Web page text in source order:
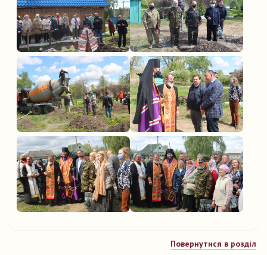
Повернутися в розділ